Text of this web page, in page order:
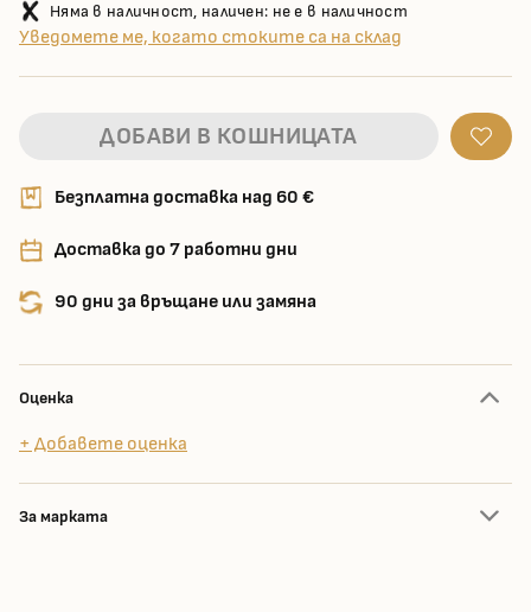
Няма в наличност, наличен: не е в наличност
Уведомете ме, когато стоките са на склад
ДОБАВИ В КОШНИЦАТА
Безплатна доставка над 60 €
Доставка до 7 работни дни
90 дни за връщане или замяна
Оценка
+ Добавете оценка
За марката